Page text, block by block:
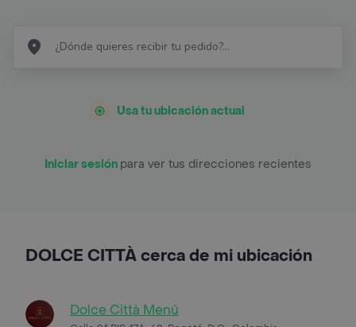
Usa tu ubicación actual
Iniciar sesión para ver tus direcciones recientes
DOLCE CITTÀ cerca de mi ubicación
Dolce Città Menú